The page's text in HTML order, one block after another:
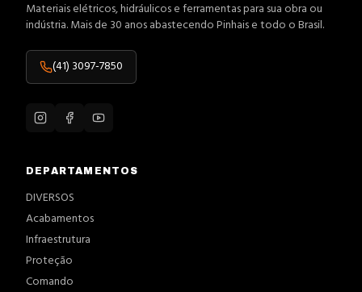
Materiais elétricos, hidráulicos e ferramentas para sua obra ou
indústria. Mais de 30 anos abastecendo Pinhais e todo o Brasil.
(41) 3097-7850
DEPARTAMENTOS
DIVERSOS
Acabamentos
Infraestrutura
Proteção
Comando